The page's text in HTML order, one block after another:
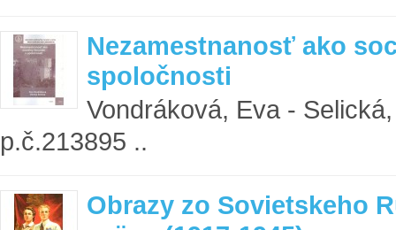
Nezamestnanosť ako
spoločnosti
Vondráková, Eva -
p.č.213895 ..
Obrazy zo Sovietskeho